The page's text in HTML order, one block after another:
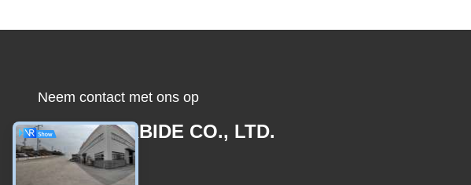
Neem contact met ons op
JOINT CARBIDE CO., LTD.